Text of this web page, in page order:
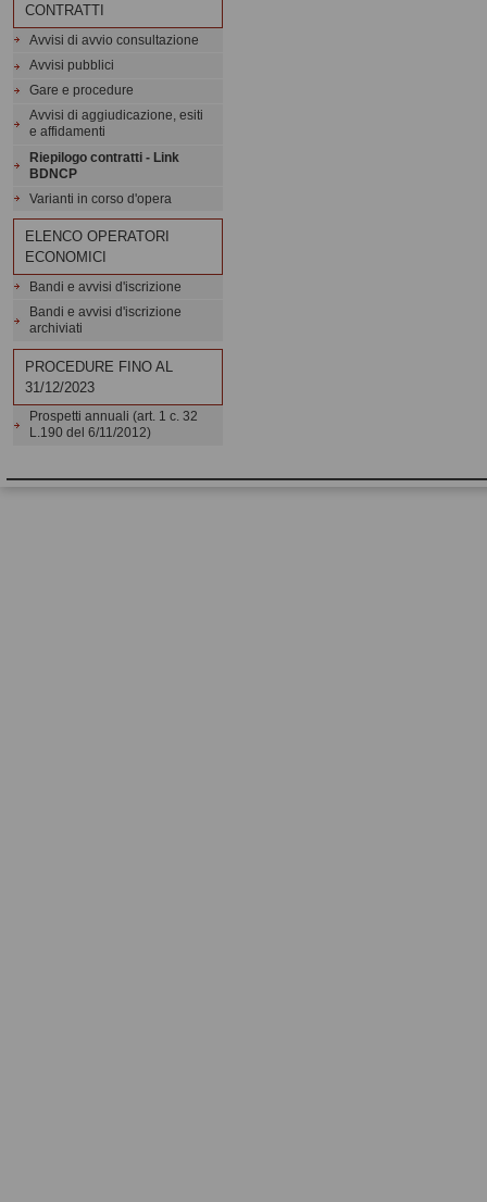
CONTRATTI
Avvisi di avvio consultazione
Avvisi pubblici
Gare e procedure
Avvisi di aggiudicazione, esiti
e affidamenti
Riepilogo contratti - Link
BDNCP
Varianti in corso d'opera
ELENCO OPERATORI
ECONOMICI
Bandi e avvisi d'iscrizione
Bandi e avvisi d'iscrizione
archiviati
PROCEDURE FINO AL
31/12/2023
Prospetti annuali (art. 1 c. 32
L.190 del 6/11/2012)